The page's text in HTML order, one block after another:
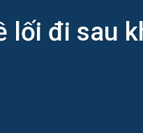
lối đi sau